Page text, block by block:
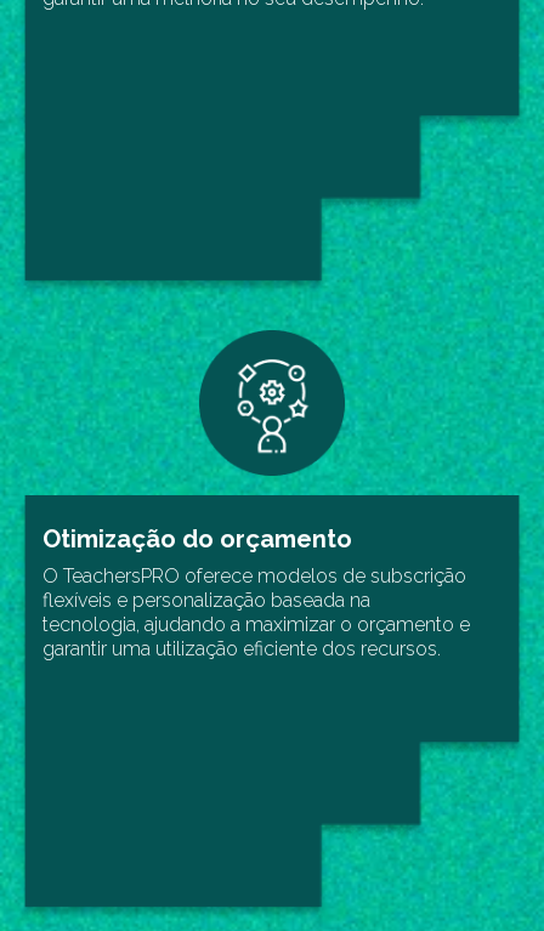
Otimização do orçamento
O TeachersPRO oferece modelos de subscrição
flexíveis e personalização baseada na
tecnologia, ajudando a maximizar o orçamento e
garantir uma utilização eficiente dos recursos.